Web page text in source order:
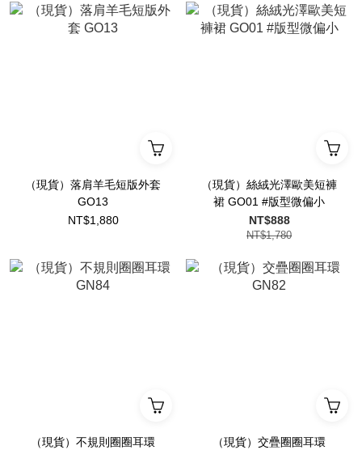
（現貨）落肩羊毛短版外套
GO13
NT$1,880
（現貨）絲絨光澤歐美短褲
裙 GO01 #版型微偏小
NT$888
NT$1,780
（現貨）不規則圈圈耳環
（現貨）交疊圈圈耳環